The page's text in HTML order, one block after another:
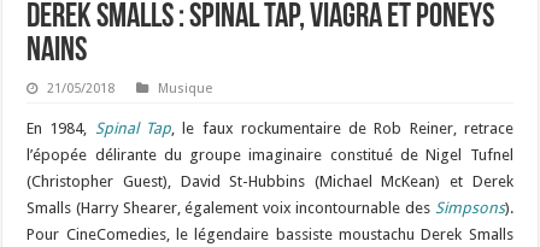
Derek Smalls : Spinal Tap, Viagra et poneys
nains
21/05/2018 Musique
En 1984, Spinal Tap, le faux rockumentaire de Rob Reiner, retrace
l’épopée délirante du groupe imaginaire constitué de Nigel Tufnel
(Christopher Guest), David St-Hubbins (Michael McKean) et Derek
Smalls (Harry Shearer, également voix incontournable des Simpsons).
Pour CineComedies, le légendaire bassiste moustachu Derek Smalls